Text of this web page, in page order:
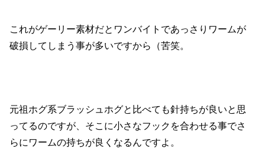
これがゲーリー素材だとワンバイトであっさりワームが
破損してしまう事が多いですから（苦笑。
元祖ホグ系ブラッシュホグと比べても針持ちが良いと思
ってるのですが、そこに小さなフックを合わせる事でさ
らにワームの持ちが良くなるんですよ。